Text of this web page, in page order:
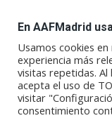
Zamora
En AAFMadrid
Usamos cookies
experiencia más
visitas repetidas. Al
acepta el uso de
visitar
consentimiento